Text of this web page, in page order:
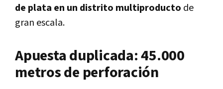
de plata en un distrito multiproducto de
gran escala.
Apuesta duplicada: 45.000
metros de perforación